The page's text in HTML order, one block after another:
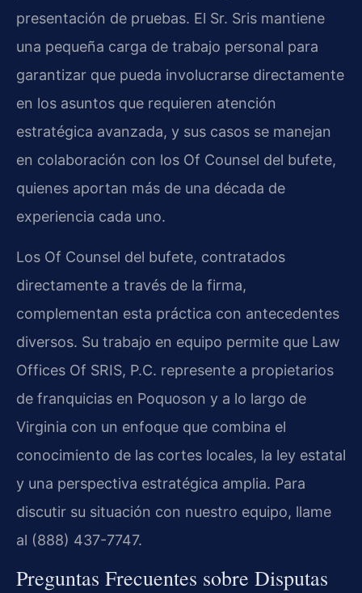
presentación de pruebas. El Sr. Sris mantiene
una pequeña carga de trabajo personal para
garantizar que pueda involucrarse directamente
en los asuntos que requieren atención
estratégica avanzada, y sus casos se manejan
en colaboración con los Of Counsel del bufete,
quienes aportan más de una década de
experiencia cada uno.
Los Of Counsel del bufete, contratados
directamente a través de la firma,
complementan esta práctica con antecedentes
diversos. Su trabajo en equipo permite que Law
Offices Of SRIS, P.C. represente a propietarios
de franquicias en Poquoson y a lo largo de
Virginia con un enfoque que combina el
conocimiento de las cortes locales, la ley estatal
y una perspectiva estratégica amplia. Para
discutir su situación con nuestro equipo, llame
al (888) 437-7747.
Preguntas Frecuentes sobre Disputas